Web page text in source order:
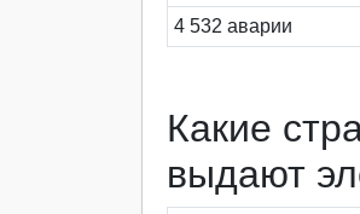
4 532 аварии
Какие
выдают